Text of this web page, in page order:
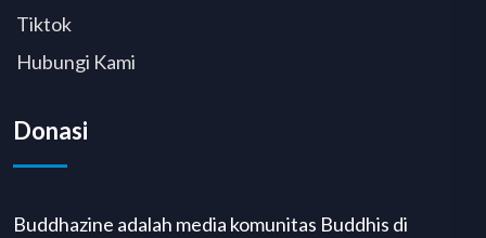
Tiktok
Hubungi Kami
Donasi
Buddhazine adalah media komunitas Buddhis di